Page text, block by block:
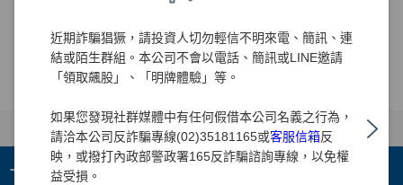
近期詐騙猖獗，請投資人切勿輕信不明來電、簡訊、連
結或陌生群組。本公司不會以電話、簡訊或LINE邀請
「領取飆股」、「明牌體驗」等。
如果您發現社群媒體中有任何假借本公司名義之行為，
請洽本公司反詐騙專線(02)35181165或客服信箱反
映，或撥打內政部警政署165反詐騙諮詢專線，以免權
益受損。
+ 集團成員